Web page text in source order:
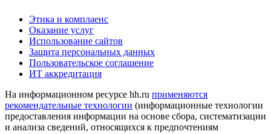
Этика и комплаенс
Оказание услуг
Использование сайтов
Защита персональных данных
Пользовательское соглашение
ИТ аккредитация
На информационном ресурсе hh.ru применяются
рекомендательные технологии (информационные технологии
предоставления информации на основе сбора, систематизации
и анализа сведений, относящихся к предпочтениям